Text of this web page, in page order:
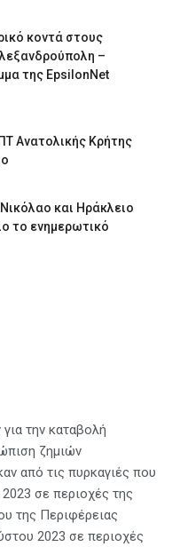
κοντά στους
–
της EpsilonNet
Ανατολικής Κρήτης
και Ηράκλειο
το ενημερωτικό
την καταβολή
ζημιών
από τις πυρκαγιές που
σε περιοχές της
της Περιφέρειας
2023 σε περιοχές